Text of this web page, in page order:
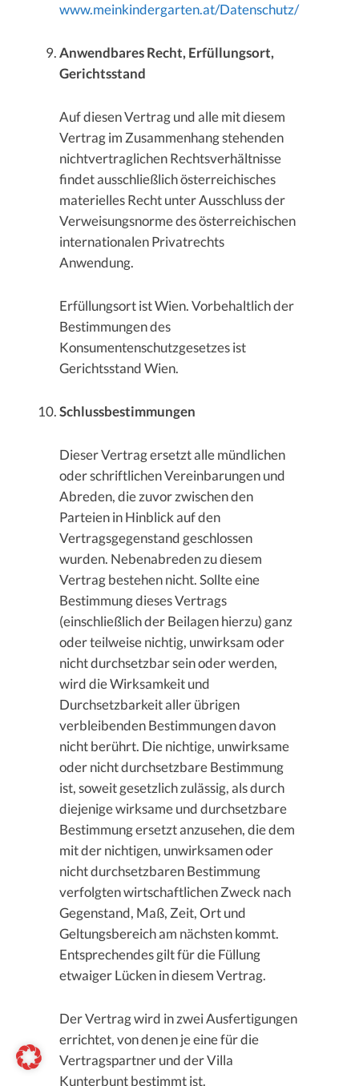
www.meinkindergarten.at/Datenschutz/
Anwendbares Recht, Erfüllungsort,
Gerichtsstand
Auf diesen Vertrag und alle mit diesem
Vertrag im Zusammenhang stehenden
nichtvertraglichen Rechtsverhältnisse
findet ausschließlich österreichisches
materielles Recht unter Ausschluss der
Verweisungsnorme des österreichischen
internationalen Privatrechts
Anwendung.
Erfüllungsort ist Wien. Vorbehaltlich der
Bestimmungen des
Konsumentenschutzgesetzes ist
Gerichtsstand Wien.
Schlussbestimmungen
Dieser Vertrag ersetzt alle mündlichen
oder schriftlichen Vereinbarungen und
Abreden, die zuvor zwischen den
Parteien in Hinblick auf den
Vertragsgegenstand geschlossen
wurden. Nebenabreden zu diesem
Vertrag bestehen nicht. Sollte eine
Bestimmung dieses Vertrags
(einschließlich der Beilagen hierzu) ganz
oder teilweise nichtig, unwirksam oder
nicht durchsetzbar sein oder werden,
wird die Wirksamkeit und
Durchsetzbarkeit aller übrigen
verbleibenden Bestimmungen davon
nicht berührt. Die nichtige, unwirksame
oder nicht durchsetzbare Bestimmung
ist, soweit gesetzlich zulässig, als durch
diejenige wirksame und durchsetzbare
Bestimmung ersetzt anzusehen, die dem
mit der nichtigen, unwirksamen oder
nicht durchsetzbaren Bestimmung
verfolgten wirtschaftlichen Zweck nach
Gegenstand, Maß, Zeit, Ort und
Geltungsbereich am nächsten kommt.
Entsprechendes gilt für die Füllung
etwaiger Lücken in diesem Vertrag.
Der Vertrag wird in zwei Ausfertigungen
errichtet, von denen je eine für die
Vertragspartner und der Villa
Kunterbunt bestimmt ist.